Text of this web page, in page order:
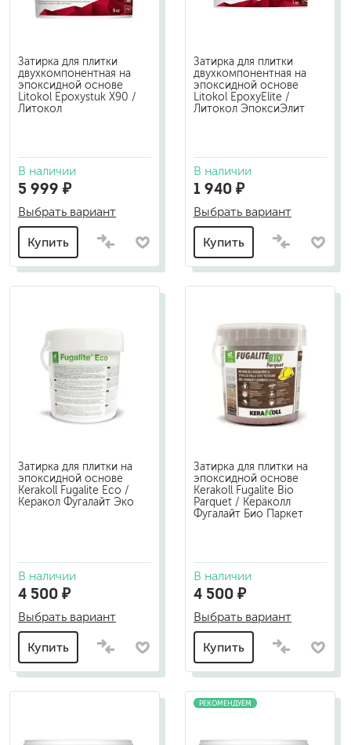
Затирка для плитки
двухкомпонентная на
эпоксидной основе
Litokol Epoxystuk X90 /
Литокол
В наличии
5 999 ₽
Выбрать вариант
Купить
Затирка для плитки
двухкомпонентная на
эпоксидной основе
Litokol EpoxyElite /
Литокол ЭпоксиЭлит
В наличии
1 940 ₽
Выбрать вариант
Купить
Затирка для плитки на
эпоксидной основе
Kerakoll Fugalite Eco /
Керакол Фугалайт Эко
В наличии
4 500 ₽
Выбрать вариант
Купить
Затирка для плитки на
эпоксидной основе
Kerakoll Fugalite Bio
Parquet / Кераколл
Фугалайт Био Паркет
В наличии
4 500 ₽
Выбрать вариант
Купить
РЕКОМЕНДУЕМ